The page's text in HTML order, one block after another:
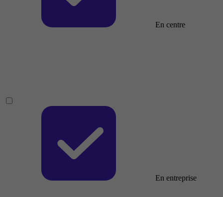
En centre
En entreprise